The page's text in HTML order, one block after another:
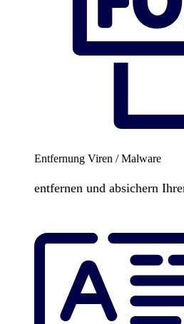
Entfernung Viren / Malware
entfernen und absichern